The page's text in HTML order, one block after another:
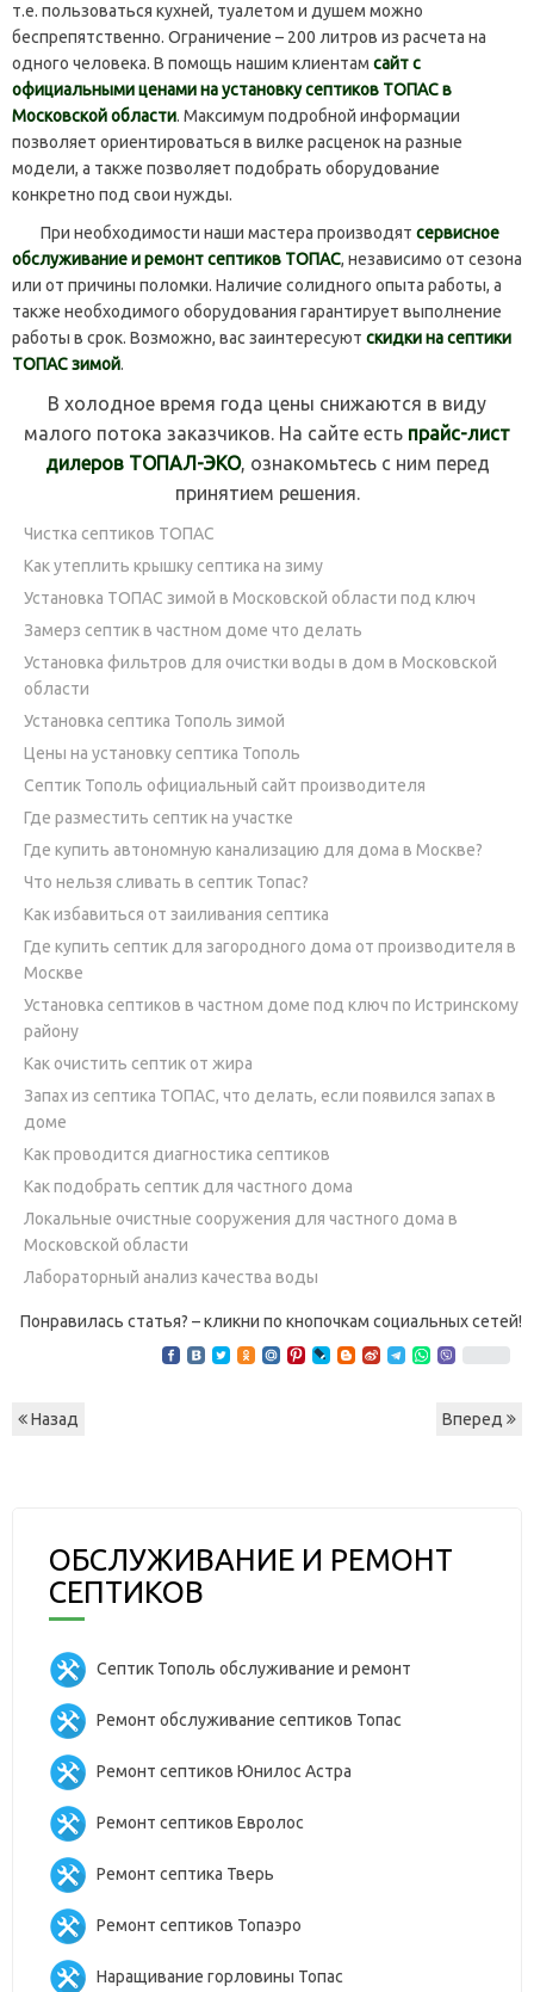
т.е. пользоваться кухней, туалетом и душем можно
беспрепятственно. Ограничение – 200 литров из расчета на
одного человека. В помощь нашим клиентам сайт с
официальными ценами на установку септиков ТОПАС в
Московской области. Максимум подробной информации
позволяет ориентироваться в вилке расценок на разные
модели, а также позволяет подобрать оборудование
конкретно под свои нужды.
При необходимости наши мастера производят сервисное
обслуживание и ремонт септиков ТОПАС, независимо от сезона
или от причины поломки. Наличие солидного опыта работы, а
также необходимого оборудования гарантирует выполнение
работы в срок. Возможно, вас заинтересуют скидки на септики
ТОПАС зимой.
В холодное время года цены снижаются в виду
малого потока заказчиков. На сайте есть прайс-лист
дилеров ТОПАЛ-ЭКО, ознакомьтесь с ним перед
принятием решения.
Чистка септиков ТОПАС
Как утеплить крышку септика на зиму
Установка ТОПАС зимой в Московской области под ключ
Замерз септик в частном доме что делать
Установка фильтров для очистки воды в дом в Московской
области
Установка септика Тополь зимой
Цены на установку септика Тополь
Септик Тополь официальный сайт производителя
Где разместить септик на участке
Где купить автономную канализацию для дома в Москве?
Что нельзя сливать в септик Топас?
Как избавиться от заиливания септика
Где купить септик для загородного дома от производителя в
Москве
Установка септиков в частном доме под ключ по Истринскому
району
Как очистить септик от жира
Запах из септика ТОПАС, что делать, если появился запах в
доме
Как проводится диагностика септиков
Как подобрать септик для частного дома
Локальные очистные сооружения для частного дома в
Московской области
Лабораторный анализ качества воды
Понравилась статья? – кликни по кнопочкам социальных сетей!
Назад Вперед
ОБСЛУЖИВАНИЕ И РЕМОНТ
СЕПТИКОВ
Септик Тополь обслуживание и ремонт
Ремонт обслуживание септиков Топас
Ремонт септиков Юнилос Астра
Ремонт септиков Евролос
Ремонт септика Тверь
Ремонт септиков Топаэро
Наращивание горловины Топас